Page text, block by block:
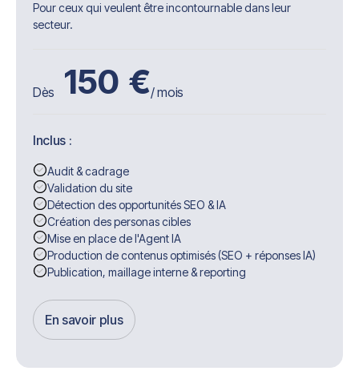
Pour ceux qui veulent être incontournable dans leur
secteur.
Dès 150 €/ mois
Inclus :
Audit & cadrage
Validation du site
Détection des opportunités SEO & IA
Création des personas cibles
Mise en place de l'Agent IA
Production de contenus optimisés (SEO + réponses IA)
Publication, maillage interne & reporting
En savoir plus
Get Started